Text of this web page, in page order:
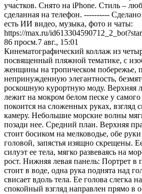
участков. Снято на iPhone. Стиль –
сделанная на телефон. ----------
есть ИИ видео, музыка, фото и чаты:
https://max.ru/
86 просм.7 авг., 15:01
Кинематографический коллаж из
посвященный пляжной тематике, с
женщины на тропическом побережье,
непринужденную элегантность,
роскошную курортную моду. Верхняя
лежит на мокром белом песке у
покоится на сложенных руках, взгляд
камеру. Небольшие морские волны
позади нее. Средний план. Верхняя
стоит босиком на мелководье, обе
головой, запястья изящно скрещены.
силуэт ее тела, мягко развеваясь на
рост. Нижняя левая панель: Портрет
стоит в воде, одна рука поднята над
свисает вдоль тела. Ее голова слегка
спокойный взгляд направлен прямо в